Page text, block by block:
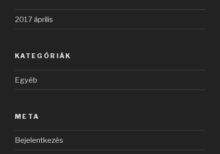
2017 április
KATEGÓRIÁK
Egyéb
META
Bejelentkezés